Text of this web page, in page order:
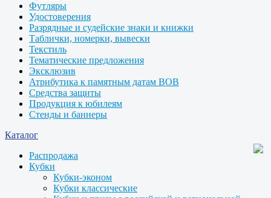
Футляры
Удостоверения
Разрядные и судейские знаки и книжки
Таблички, номерки, вывески
Текстиль
Тематические предложения
Эксклюзив
Атрибутика к памятным датам ВОВ
Средства защиты
Продукция к юбилеям
Стенды и баннеры
Каталог
Распродажа
Кубки
Кубки-эконом
Кубки классические